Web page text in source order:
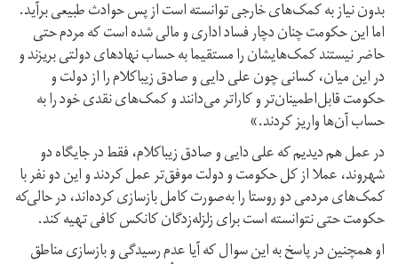
بدون نیاز به کمک‌های خارجی توانسته است از پس حوادث طبیعی برآید.
اما این حکومت چنان دچار فساد اداری و مالی شده است که مردم حتی
حاضر نیستند کمک‌هایشان را مستقیما به حساب نهادهای دولتی بریزند و
در این میان، کسانی چون علی دایی و صادق زیباکلام را از دولت و
حکومت قابل‌اطمینان‌تر و کاراتر می‌دانند و کمک‌های نقدی خود را به
حساب آن‌ها واریز کردند.»
در عمل هم دیدیم که علی دایی و صادق زیبا‌کلام، فقط در جایگاه دو
شهروند، عملا از کل حکومت و دولت موفق‌تر عمل کردند و این دو نفر با
کمک‌های مردمی دو روستا را به‌صورت کامل بازسازی کرده‌اند، در حالی‌که
حکومت حتی نتوانسته است برای زلزله‌زدگان کانکس کافی تهیه کند.
او همچنین در پاسخ به این سوال که آیا عدم رسیدگی و بازسازی مناطق